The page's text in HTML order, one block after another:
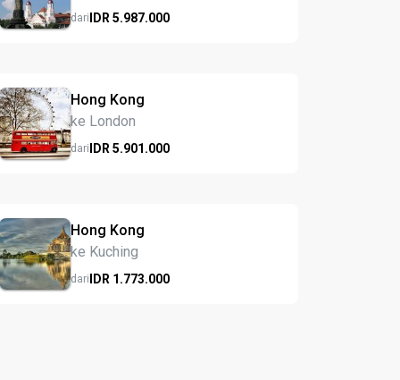
dariIDR5.987.000
Hong Kong
ke London
dariIDR5.901.000
Hong Kong
ke Kuching
dariIDR 1.773.000